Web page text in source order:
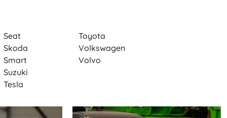
Seat
Skoda
Smart
Suzuki
Tesla
Toyota
Volkswagen
Volvo